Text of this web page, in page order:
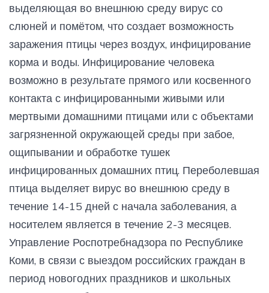
выделяющая во внешнюю среду вирус со
слюней и помётом, что создает возможность
заражения птицы через воздух, инфицирование
корма и воды. Инфицирование человека
возможно в результате прямого или косвенного
контакта с инфицированными живыми или
мертвыми домашними птицами или с объектами
загрязненной окружающей среды при забое,
ощипывании и обработке тушек
инфицированных домашних птиц. Переболевшая
птица выделяет вирус во внешнюю среду в
течение 14-15 дней с начала заболевания, а
носителем является в течение 2-3 месяцев.
Управление Роспотребнадзора по Республике
Коми, в связи с выездом российских граждан в
период новогодних праздников и школьных